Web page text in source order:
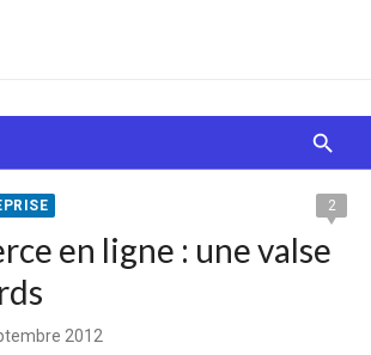
comme une boîte de chocolats… On
sur quoi on va tomber !
2
en ligne : une valse
2012